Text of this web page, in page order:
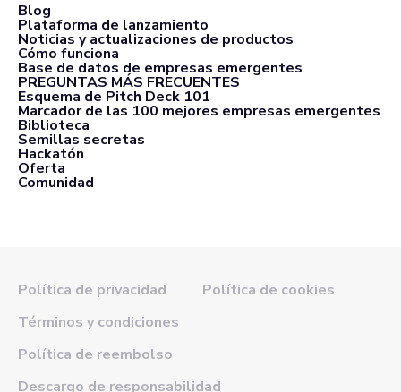
Blog
Plataforma de lanzamiento
Noticias y actualizaciones de productos
Cómo funciona
Base de datos de empresas emergentes
PREGUNTAS MÁS FRECUENTES
Esquema de Pitch Deck 101
Marcador de las 100 mejores empresas emergentes
Biblioteca
Semillas secretas
Hackatón
Oferta
Comunidad
Política de privacidad
Política de cookies
Términos y condiciones
Política de reembolso
Descargo de responsabilidad